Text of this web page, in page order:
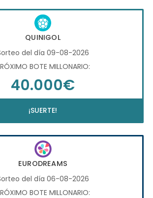
QUINIGOL
del día 09-08-2026
BOTE MILLONARIO:
40.000€
¡SUERTE!
EURODREAMS
del día 06-08-2026
BOTE MILLONARIO: